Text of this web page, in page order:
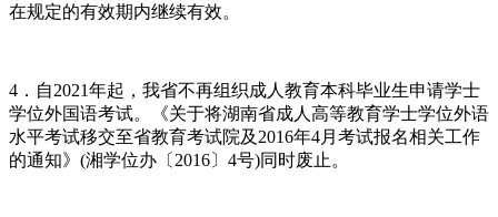
在规定的有效期内继续有效。
4．自2021年起，我省不再组织成人教育本科毕业生申请学士
学位外国语考试。《关于将湖南省成人高等教育学士学位外语
水平考试移交至省教育考试院及2016年4月考试报名相关工作
的通知》(湘学位办〔2016〕4号)同时废止。